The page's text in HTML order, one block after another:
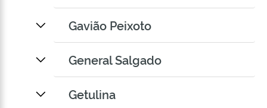
Gavião Peixoto
General Salgado
Getulina